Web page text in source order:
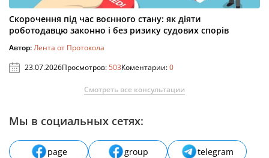
Скорочення під час воєнного стану: як діяти
роботодавцю законно і без ризику судових спорів
Автор:Лента от Протокола
23.07.2026Просмотров:503Коментарии:0
Смотреть все консультации
Мы в социальных сетях:
page group
telegram